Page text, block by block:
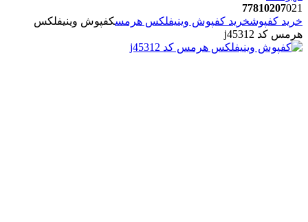
77810207021
خرید کفپوشخرید کفپوش وینیفلکس هرمسکفپوش وینیفلکس
هرمس کد j45312